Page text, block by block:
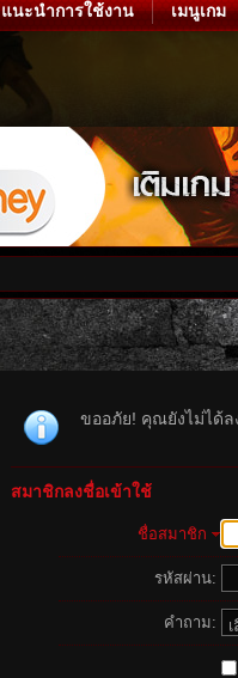
แนะนำการใช้งาน เมนูเกม
ขออภัย! คุณยังไม่ได้ล
สมาชิกลงชื่อเข้าใช้
ชื่อสมาชิก
รหัสผ่าน:
คำถาม: